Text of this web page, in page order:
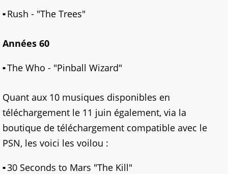
Rush - "The Trees"
Années 60
The Who - "Pinball Wizard"
Quant aux 10 musiques disponibles en
téléchargement le 11 juin également, via la
boutique de téléchargement compatible avec le
PSN, les voici les voilou :
30 Seconds to Mars "The Kill"